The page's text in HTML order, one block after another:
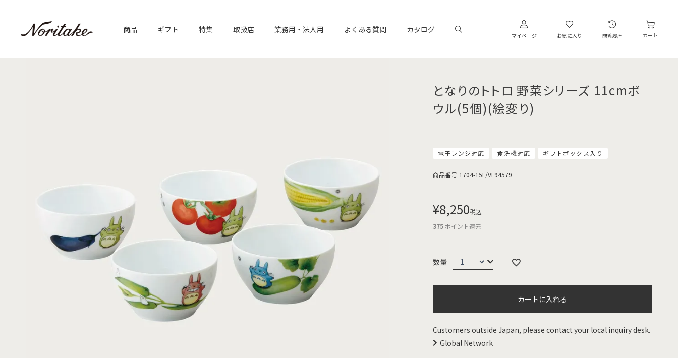
商品 ギフト 特集 取扱店 業務用・法人用 よくある質問 カタログ
マイページ お気に入り 閲覧履歴 カート
となりのトトロ 野菜シリーズ 11cmボ
ウル(5個)(絵変り)
電子レンジ対応 食洗機対応 ギフトボックス入り
商品番号 1704-15L/VF94579
¥8,250税込
375ポイント還元
カートに入れる
Customers outside Japan, please contact your local inquiry desk.
Global Network